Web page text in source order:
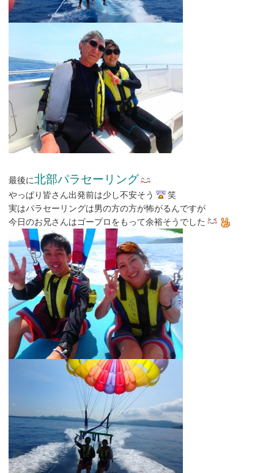
最後に北部パラセーリング
やっぱり皆さん出発前は少し不安そう
笑
実はパラセーリングは男の方の方が怖がるんですが
今日のお兄さんはゴープロをもって余裕そうでした